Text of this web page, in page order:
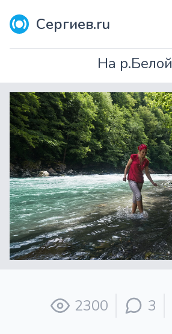
Сергиев.ru
На р.Белой
2300 3